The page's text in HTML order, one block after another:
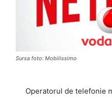
Sursa foto: Mobilissimo
Operatorul de telefonie